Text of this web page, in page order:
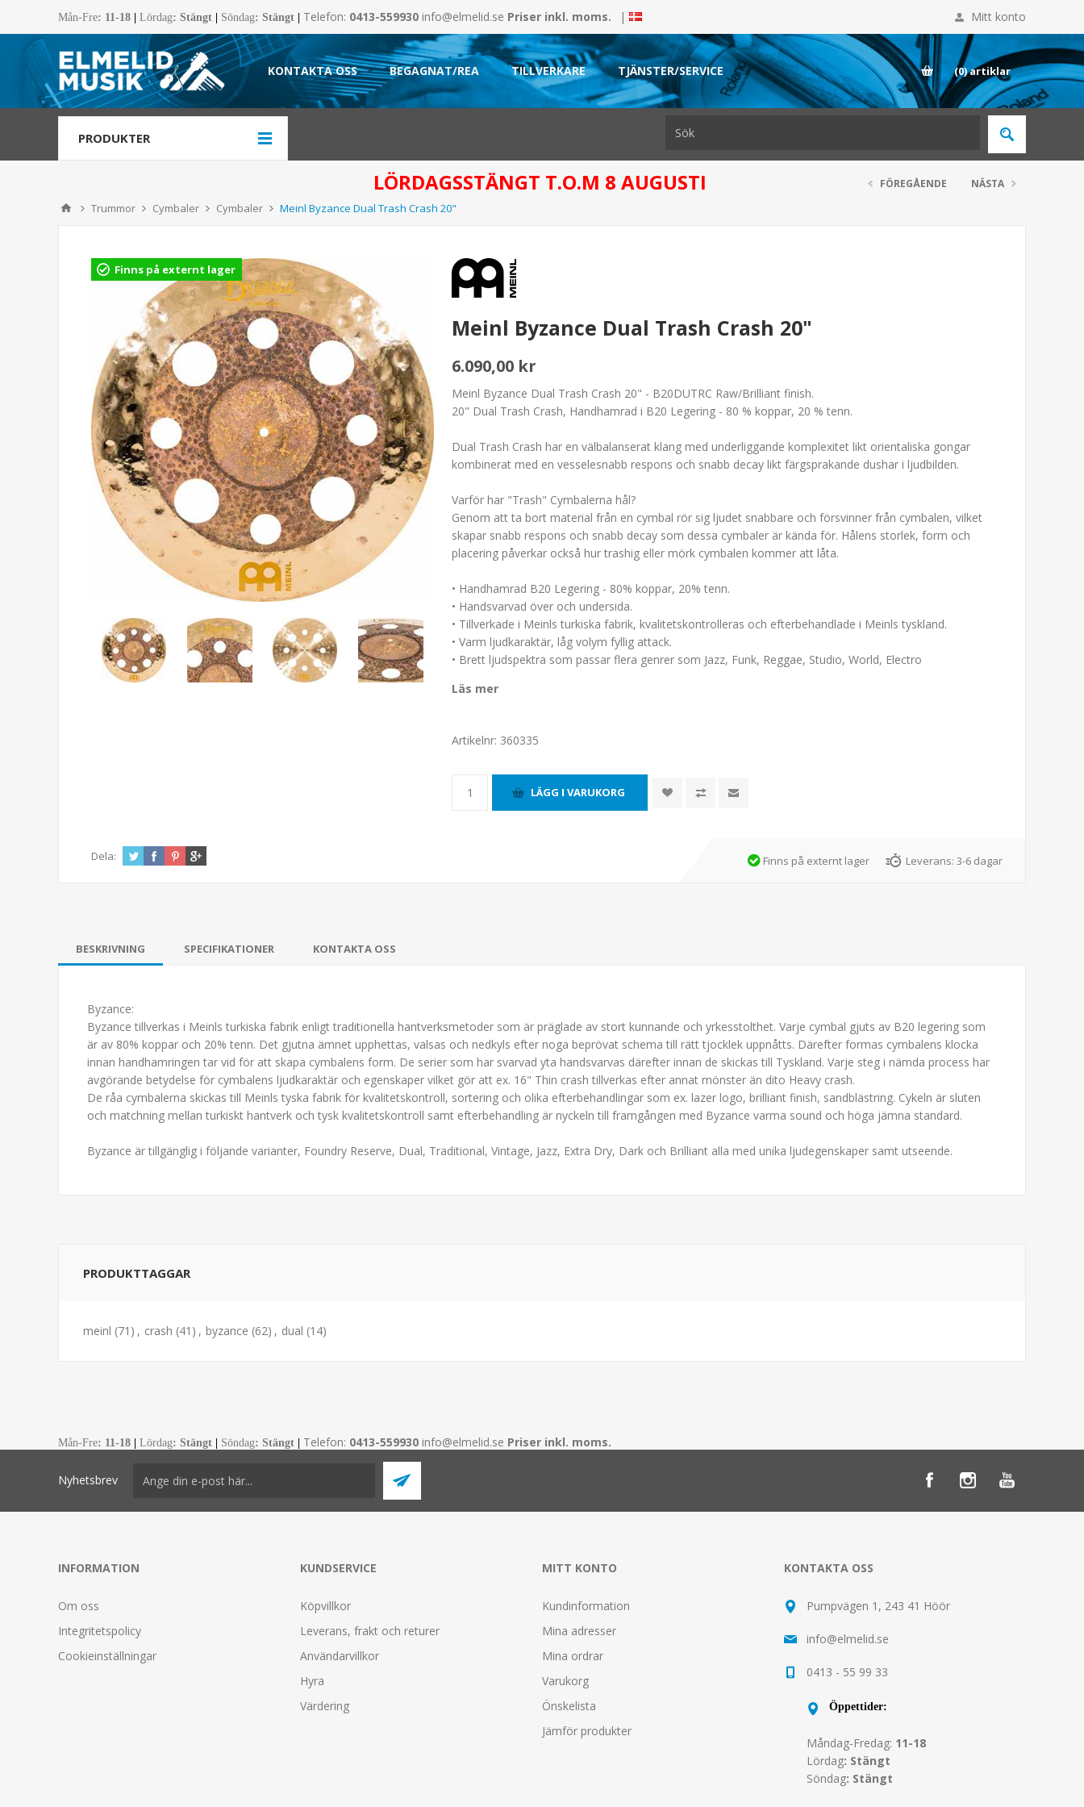
Mån-Fre: 11-18 Lördag: Stängt Söndag: Stängt Telefon: 0413-559930 info@elmelid.se Priser inkl. moms. | Mitt konto
KONTAKTA OSS BEGAGNAT/REA TILLVERKARE TJÄNSTER/SERVICE (0)artiklar
PRODUKTER
LÖRDAGSSTÄNGT T.O.M 8 AUGUSTI
Trummor Cymbaler Cymbaler Meinl Byzance Dual Trash Crash 20"
FÖREGÅENDE NÄSTA
Finns på externt lager
Meinl Byzance Dual Trash Crash 20"
6.090,00 kr
Meinl Byzance Dual Trash Crash 20" - B20DUTRC Raw/Brilliant finish.
20" Dual Trash Crash, Handhamrad i B20 Legering - 80 % koppar, 20 % tenn.
Dual Trash Crash har en välbalanserat klang med underliggande komplexitet likt orientaliska gongar
kombinerat med en vesselesnabb respons och snabb decay likt färgsprakande dushar i ljudbilden.
Varför har "Trash" Cymbalerna hål?
Genom att ta bort material från en cymbal rör sig ljudet snabbare och försvinner från cymbalen, vilket
skapar snabb respons och snabb decay som dessa cymbaler är kända för. Hålens storlek, form och
placering påverkar också hur trashig eller mörk cymbalen kommer att låta.
• Handhamrad B20 Legering - 80% koppar, 20% tenn.
• Handsvarvad över och undersida.
• Tillverkade i Meinls turkiska fabrik, kvalitetskontrolleras och efterbehandlade i Meinls tyskland.
• Varm ljudkaraktär, låg volym fyllig attack.
• Brett ljudspektra som passar flera genrer som Jazz, Funk, Reggae, Studio, World, Electro
Läs mer
Artikelnr: 360335
Dela: Finns på externt lager Leverans: 3-6 dagar
BESKRIVNING SPECIFIKATIONER KONTAKTA OSS
Byzance:
Byzance tillverkas i Meinls turkiska fabrik enligt traditionella hantverksmetoder som är präglade av stort kunnande och yrkesstolthet. Varje cymbal gjuts av B20 legering som
är av 80% koppar och 20% tenn. Det gjutna ämnet upphettas, valsas och nedkyls efter noga beprövat schema till rätt tjocklek uppnåtts. Därefter formas cymbalens klocka
innan handhamringen tar vid för att skapa cymbalens form. De serier som har svarvad yta handsvarvas därefter innan de skickas till Tyskland. Varje steg i nämda process har
avgörande betydelse för cymbalens ljudkaraktär och egenskaper vilket gör att ex. 16" Thin crash tillverkas efter annat mönster än dito Heavy crash.
De råa cymbalerna skickas till Meinls tyska fabrik för kvalitetskontroll, sortering och olika efterbehandlingar som ex. lazer logo, brilliant finish, sandblästring. Cykeln är sluten
och matchning mellan turkiskt hantverk och tysk kvalitetskontroll samt efterbehandling är nyckeln till framgången med Byzance varma sound och höga jämna standard.
Byzance är tillgänglig i följande varianter, Foundry Reserve, Dual, Traditional, Vintage, Jazz, Extra Dry, Dark och Brilliant alla med unika ljudegenskaper samt utseende.
PRODUKTTAGGAR
meinl (71) , crash (41) , byzance (62) , dual (14)
Mån-Fre: 11-18 Lördag: Stängt Söndag: Stängt Telefon: 0413-559930 info@elmelid.se Priser inkl. moms.
Nyhetsbrev
INFORMATION
Om oss
Integritetspolicy
Cookieinställningar
KUNDSERVICE
Köpvillkor
Leverans, frakt och returer
Användarvillkor
Hyra
Värdering
MITT KONTO
Kundinformation
Mina adresser
Mina ordrar
Varukorg
Önskelista
Jämför produkter
KONTAKTA OSS
Pumpvägen 1, 243 41 Höör
info@elmelid.se
0413 - 55 99 33
Öppettider:
Måndag-Fredag: 11-18
Lördag: Stängt
Söndag: Stängt